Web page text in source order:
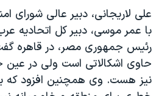
صفحه
اصلی
جهش
به
جستجو
جهان
ورزشی
گزیده‌ها
صفحه‌های ویژه
جام جهانی ۲۰۲۶
عملیات خشم حماسی
فرکانس‌های صدای آمریکا
پخش رادیویی
یادگیری زبان انگلیسی
علی لاريجانی، دبير عالی شورای
با عمر موسی، دبير کل اتحاديه
رئيس جمهوری مصر، در قاهره
حاوی اشکالاتی است ولی در عين
نيز هست. وی همچنين افزود که